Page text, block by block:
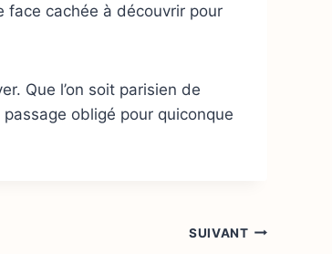
face cachée à découvrir pour
Que l’on soit parisien de
obligé pour quiconque
SUIVANT